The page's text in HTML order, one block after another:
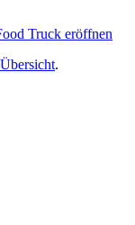
Truck eröffnen
.